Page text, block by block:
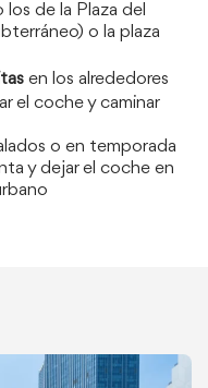
los de la Plaza del
o la plaza
en los alrededores
el coche y caminar
o en temporada
y dejar el coche en